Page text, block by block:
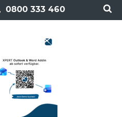
0800 333 460